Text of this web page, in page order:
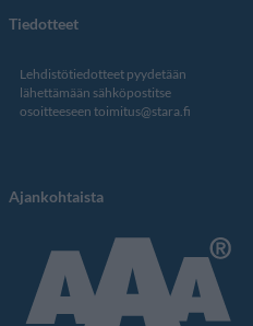
Tiedotteet
Lehdistötiedotteet pyydetään
lähettämään sähköpostitse
osoitteeseen toimitus@stara.fi
Ajankohtaista